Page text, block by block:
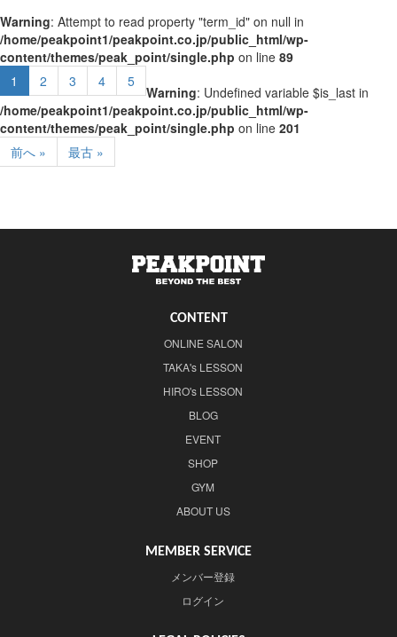
Warning: Attempt to read property "term_id" on null in
/home/peakpoint1/peakpoint.co.jp/public_html/wp-
content/themes/peak_point/single.php on line 89
1
2 3 4 5
Warning: Undefined variable $is_last in
/home/peakpoint1/peakpoint.co.jp/public_html/wp-
content/themes/peak_point/single.php on line 201
前へ »
最古 »
CONTENT
ONLINE SALON
TAKA's LESSON
HIRO's LESSON
BLOG
EVENT
SHOP
GYM
ABOUT US
MEMBER SERVICE
メンバー登録
ログイン